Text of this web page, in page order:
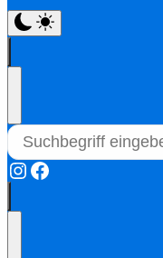
Instagram
Facebook